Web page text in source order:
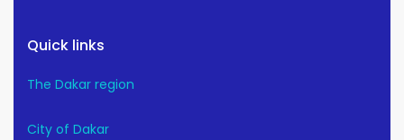
Quick links
The Dakar region
City of Dakar